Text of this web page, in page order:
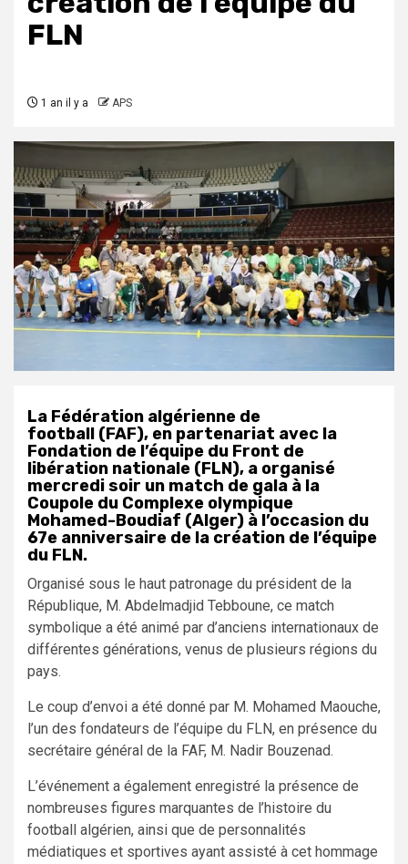
FLN
1 an il y a APS
La Fédération algérienne de
football (FAF), en partenariat avec la
Fondation de l’équipe du Front de
libération nationale (FLN), a organisé
mercredi soir un match de gala à la
Coupole du Complexe olympique
Mohamed-Boudiaf (Alger) à l’occasion du
67e anniversaire de la création de l’équipe
du FLN.
Organisé sous le haut patronage du président de la
République, M. Abdelmadjid Tebboune, ce match
symbolique a été animé par d’anciens internationaux de
différentes générations, venus de plusieurs régions du
pays.
Le coup d’envoi a été donné par M. Mohamed Maouche,
l’un des fondateurs de l’équipe du FLN, en présence du
secrétaire général de la FAF, M. Nadir Bouzenad.
L’événement a également enregistré la présence de
nombreuses figures marquantes de l’histoire du
football algérien, ainsi que de personnalités
médiatiques et sportives ayant assisté à cet hommage